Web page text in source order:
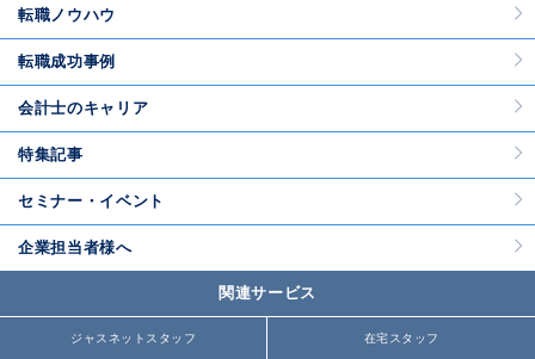
転職ノウハウ
転職成功事例
会計士のキャリア
特集記事
セミナー・イベント
企業担当者様へ
関連サービス
ジャスネットスタッフ 在宅スタッフ